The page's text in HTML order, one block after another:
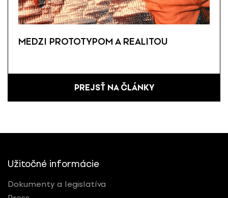
MEDZI PROTOTYPOM A REALITOU
PREJSŤ NA ČLÁNKY
Užitočné informácie
Dokumenty a legislatíva